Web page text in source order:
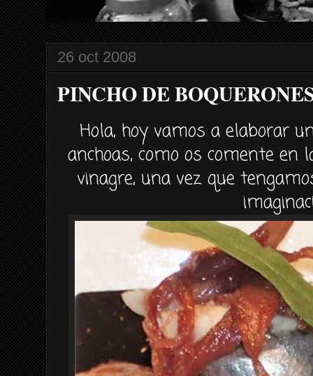
26 oct 2008
PINCHO DE
Hola, hoy vamos a elaborar
anchoas, como os comente en
vinagre, una vez que